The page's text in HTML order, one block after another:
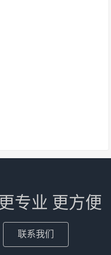
专业 更方便
联系我们